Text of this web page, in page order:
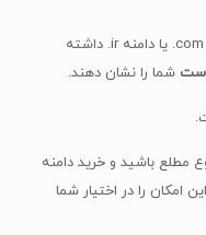
به عنوان مثال ممکن است شما یک دامنه com. یا دامنه ir. داشته
شما را نشان دهند.
مطلع باشید و خرید دامنه
امکان را در اختیار شما